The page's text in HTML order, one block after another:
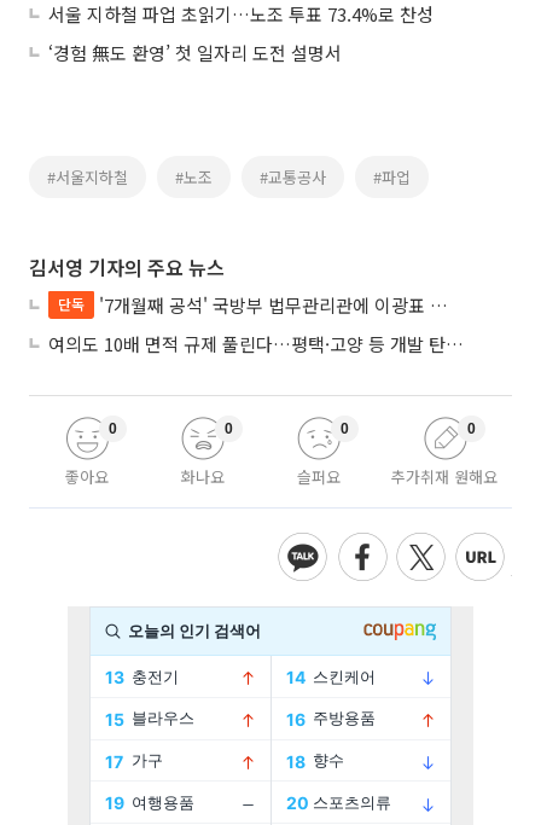
서울 지하철 파업 초읽기…노조 투표 73.4%로 찬성
‘경험 無도 환영’ 첫 일자리 도전 설명서
#서울지하철 #노조 #교통공사 #파업
김서영 기자의 주요 뉴스
단독
'7개월째 공석' 국방부 법무관리관에 이광표 변호사 내정
여의도 10배 면적 규제 풀린다…평택·고양 등 개발 탄력 기대
좋아요
0
화나요
0
슬퍼요
0
추가취재 원해요
0